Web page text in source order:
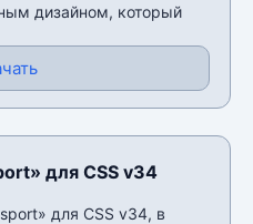
дизайном, который
для CSS v34
для CSS v34, в